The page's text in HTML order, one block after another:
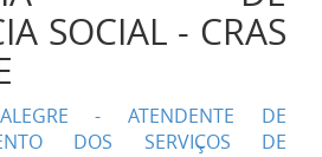
SOCIAL - CRAS
- ATENDENTE DE
DOS SERVIÇOS DE